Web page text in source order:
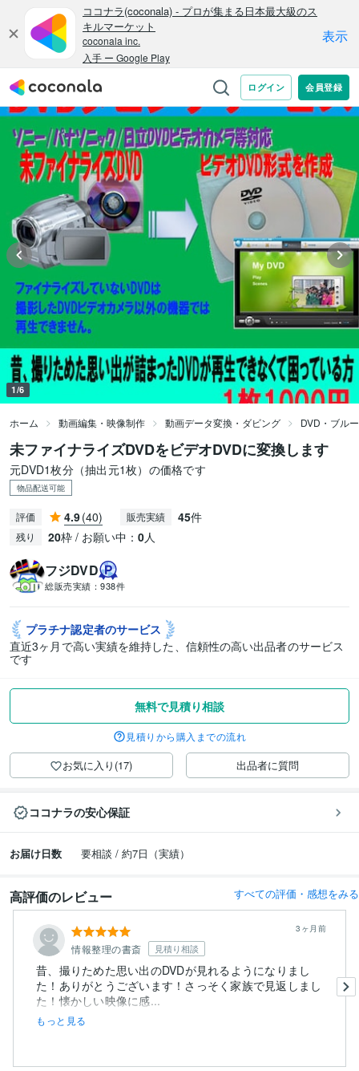
1/6
ホーム 動画編集・映像制作 動画データ変換・ダビング DVD・ブル
未ファイナライズDVDをビデオDVDに変換します
元DVD1枚分（抽出元1枚）の価格です
物品配送可能
評価 4.9(40) 販売実績 45件
残り 20枠 / お願い中： 0人
フジDVD
総販売実績： 938件
プラチナ認定者のサービス
直近3ヶ月で高い実績を維持した、信頼性の高い出品者のサービス
です
無料で見積り相談
見積りから購入までの流れ
お気に入り(17) 出品者に質問
ココナラの安心保証
お届け日数 要相談 / 約7日（実績）
高評価のレビュー すべての評価・感想をみる
情報整理の書斎 見積り相談
3ヶ月前
昔、撮りためた思い出のDVDが見れるようになりまし
た！ありがとうございます！さっそく家族で見返しまし
た！懐かしい映像に感...
もっと見る